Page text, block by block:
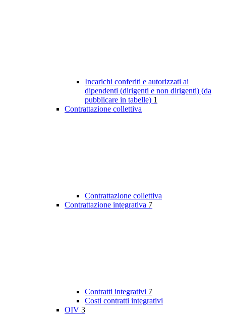
Incarichi conferiti e autorizzati ai
dipendenti (dirigenti e non dirigenti) (da
pubblicare in tabelle) 1
Contrattazione collettiva
Contrattazione collettiva
Contrattazione integrativa 7
Contratti integrativi 7
Costi contratti integrativi
OIV 3